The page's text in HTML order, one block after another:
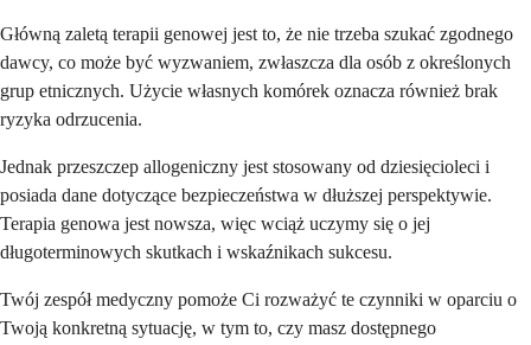
Główną zaletą terapii genowej jest to, że nie trzeba szukać zgodnego
dawcy, co może być wyzwaniem, zwłaszcza dla osób z określonych
grup etnicznych. Użycie własnych komórek oznacza również brak
ryzyka odrzucenia.
Jednak przeszczep allogeniczny jest stosowany od dziesięcioleci i
posiada dane dotyczące bezpieczeństwa w dłuższej perspektywie.
Terapia genowa jest nowsza, więc wciąż uczymy się o jej
długoterminowych skutkach i wskaźnikach sukcesu.
Twój zespół medyczny pomoże Ci rozważyć te czynniki w oparciu o
Twoją konkretną sytuację, w tym to, czy masz dostępnego